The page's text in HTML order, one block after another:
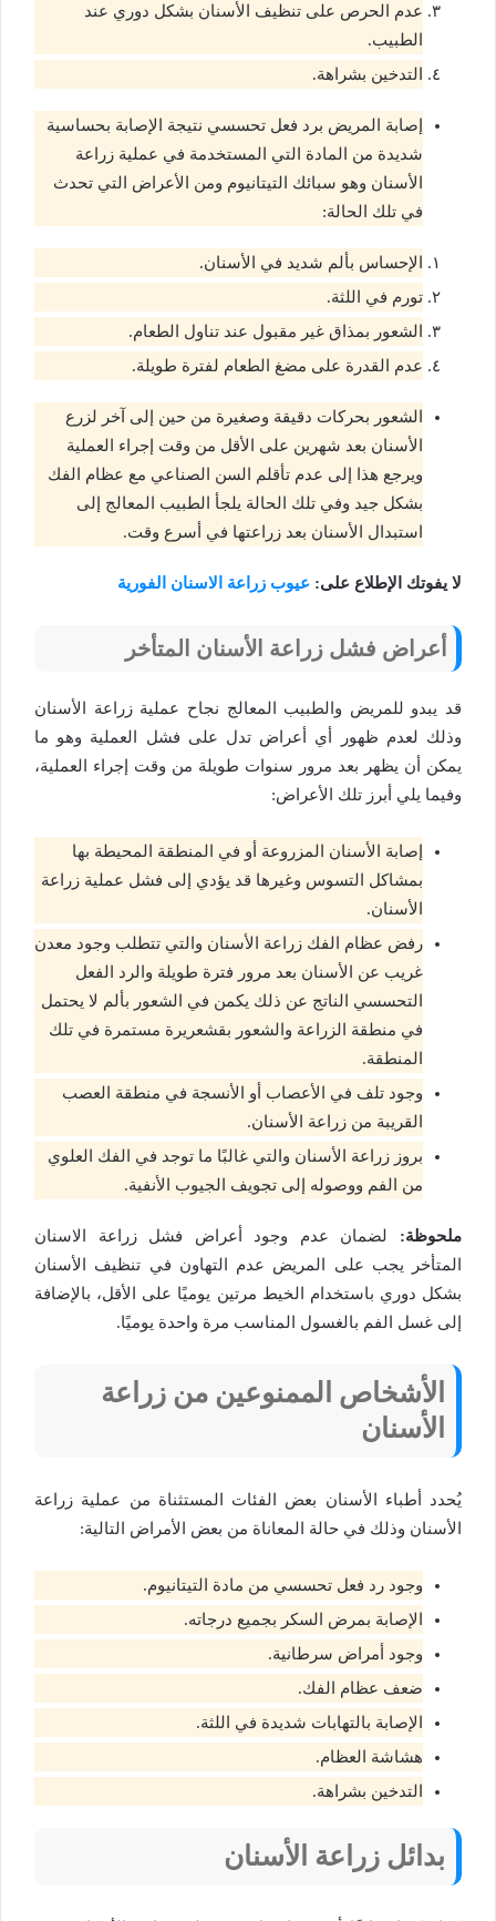
عدم الحرص على تنظيف الأسنان بشكل دوري عند
الطبيب.
التدخين بشراهة.
إصابة المريض برد فعل تحسسي نتيجة الإصابة بحساسية
شديدة من المادة التي المستخدمة في عملية زراعة
الأسنان وهو سبائك التيتانيوم ومن الأعراض التي تحدث
في تلك الحالة:
الإحساس بألم شديد في الأسنان.
تورم في اللثة.
الشعور بمذاق غير مقبول عند تناول الطعام.
عدم القدرة على مضغ الطعام لفترة طويلة.
الشعور بحركات دقيقة وصغيرة من حين إلى آخر لزرع
الأسنان بعد شهرين على الأقل من وقت إجراء العملية
ويرجع هذا إلى عدم تأقلم السن الصناعي مع عظام الفك
بشكل جيد وفي تلك الحالة يلجأ الطبيب المعالج إلى
استبدال الأسنان بعد زراعتها في أسرع وقت.
لا يفوتك الإطلاع على: عيوب زراعة الاسنان الفورية
أعراض فشل زراعة الأسنان المتأخر
قد يبدو للمريض والطبيب المعالج نجاح عملية زراعة الأسنان
وذلك لعدم ظهور أي أعراض تدل على فشل العملية وهو ما
يمكن أن يظهر بعد مرور سنوات طويلة من وقت إجراء العملية،
وفيما يلي أبرز تلك الأعراض:
إصابة الأسنان المزروعة أو في المنطقة المحيطة بها
بمشاكل التسوس وغيرها قد يؤدي إلى فشل عملية زراعة
الأسنان.
رفض عظام الفك زراعة الأسنان والتي تتطلب وجود معدن
غريب عن الأسنان بعد مرور فترة طويلة والرد الفعل
التحسسي الناتج عن ذلك يكمن في الشعور بألم لا يحتمل
في منطقة الزراعة والشعور بقشعريرة مستمرة في تلك
المنطقة.
وجود تلف في الأعصاب أو الأنسجة في منطقة العصب
القريبة من زراعة الأسنان.
بروز زراعة الأسنان والتي غالبًا ما توجد في الفك العلوي
من الفم ووصوله إلى تجويف الجيوب الأنفية.
ملحوظة: لضمان عدم وجود أعراض فشل زراعة الاسنان
المتأخر يجب على المريض عدم التهاون في تنظيف الأسنان
بشكل دوري باستخدام الخيط مرتين يوميًا على الأقل، بالإضافة
إلى غسل الفم بالغسول المناسب مرة واحدة يوميًا.
الأشخاص الممنوعين من زراعة
الأسنان
يُحدد أطباء الأسنان بعض الفئات المستثناة من عملية زراعة
الأسنان وذلك في حالة المعاناة من بعض الأمراض التالية:
وجود رد فعل تحسسي من مادة التيتانيوم.
الإصابة بمرض السكر بجميع درجاته.
وجود أمراض سرطانية.
ضعف عظام الفك.
الإصابة بالتهابات شديدة في اللثة.
هشاشة العظام.
التدخين بشراهة.
بدائل زراعة الأسنان